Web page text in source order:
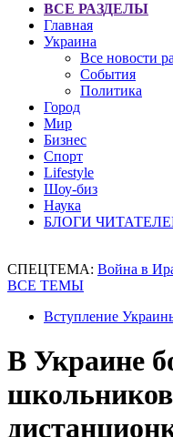
ВСЕ РАЗДЕЛЫ
Главная
Украина
Все новости
События
Политика
Город
Мир
Бизнес
Спорт
Lifestyle
Шоу-биз
Наука
БЛОГИ
СПЕЦТЕМА: Война в
ВСЕ ТЕМЫ
Вступление
В Украине